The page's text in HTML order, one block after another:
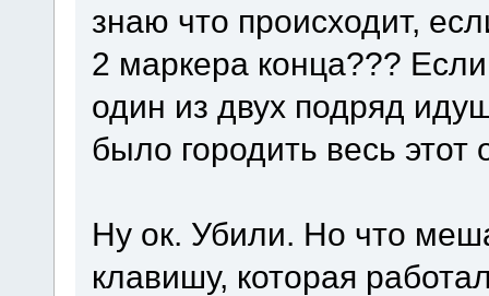
знаю что происходит,
2 маркера конца???
один из двух подряд
было городить весь этот
Ну ок. Убили. Но что
клавишу, которая